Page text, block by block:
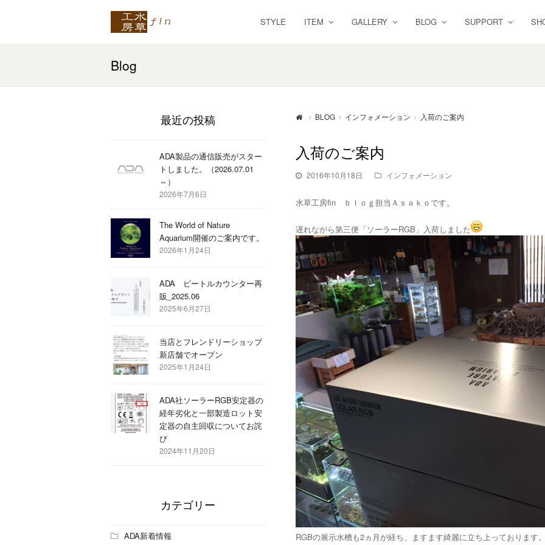
STYLE ITEM GALLERY BLOG SUPPORT
Blog
BLOG インフォメーション 入荷のご案内
入荷のご案内
2016年10月18日 インフォメーション
水草工房fin ｂｌｏｇ担当Ａｓａｋｏです。
遅れながら第三便「ソーラーRGB」入荷しました
RGBの展示水槽も2ヵ月が経ち、ますます綺麗に立ち上っております
最近の投稿
ADA製品の通信販売がスター
トしました。（2026.07.01
～）
2026年7月6日
The World of Nature
Aquarium開催のご案内です。
2026年1月24日
ADA ビートルカウンター再
販_2025.06
2025年6月27日
当店とフレンドリーショップ
新店舗でオープン
2025年1月24日
ADA社ソーラーRGB安定器の
経年劣化と一部製造ロット安
定器の自主回収についてお詫
び
2024年11月20日
カテゴリー
ADA新着情報